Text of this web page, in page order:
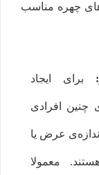
چهره مناسب
برای ایجاد
چنین افرادی
عرض یا
معمولا